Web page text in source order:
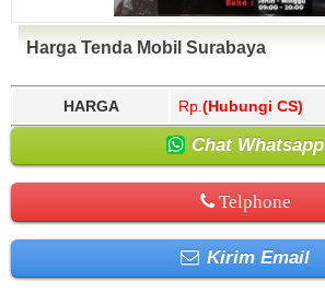
Harga Tenda Mobil Surabaya
HARGA Rp. (Hubungi CS)
Chat Whatsapp
Telphone
Kirim Email